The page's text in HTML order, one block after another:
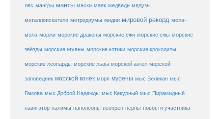
лес мангры манты маски маяк медведи медузы
металлоискатели метридиумы мидии мировой рекорд мола-
мола моржи морские драконы морские ежи морские ежы морские
звёзды морские игуаны морские котики морские крокодилы
морские леопарды морские львы морской ангел морской
заповедник морской конёк моря мурены мыс Великан мыс
Гамова мыс Доброй Надежды мыс Кекурный мыс Пирамидный
навигатор налимы наполеоны неопрен нерпы новости участника